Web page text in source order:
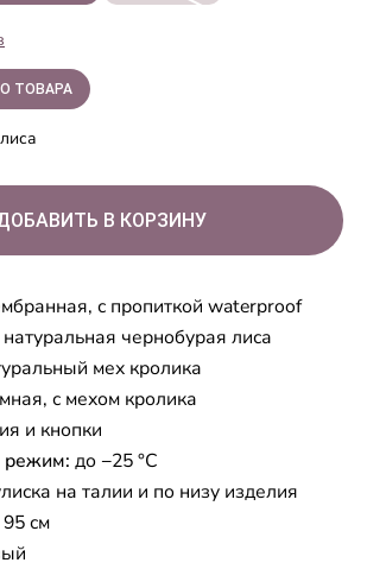
ТОВАРА
с пропиткой waterproof
натуральная чернобурая лиса
мех кролика
с мехом кролика
и кнопки
режим: до −25 °C
на талии и по низу изделия
95 см